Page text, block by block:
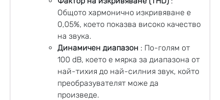
Общото хармонично изкривяване е
0,05%, което показва високо качество
на звука.
Динамичен диапазон : По-голям от
100 dB, което е мярка за диапазона от
най-тихия до най-силния звук, който
преобразувателят може да
произведе.